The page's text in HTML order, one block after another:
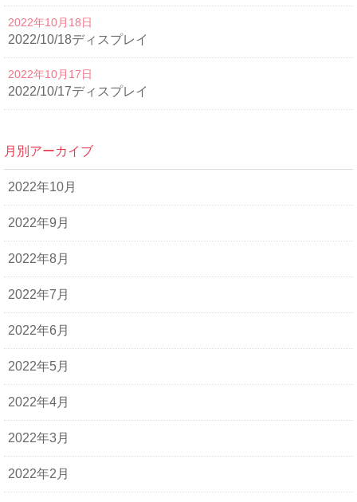
2022/10/18ディスプレイ
2022年10月18日
2022/10/17ディスプレイ
2022年10月17日
月別アーカイブ
2022年10月
2022年9月
2022年8月
2022年7月
2022年6月
2022年5月
2022年4月
2022年3月
2022年2月